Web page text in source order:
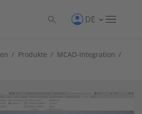
DE
/ Produkte / MCAD-Integration /